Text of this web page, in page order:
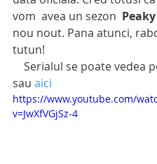
vom  avea un sezon
nou nout. Pana atunci,
tutun!
Serialul se poate vedea
sau aici
https://www.youtube.com/
v=JwXfVGjSz-4